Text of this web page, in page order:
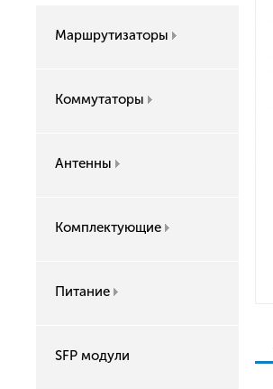
Маршрутизаторы
Коммутаторы
Антенны
Комплектующие
Питание
SFP модули